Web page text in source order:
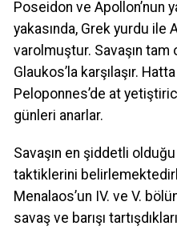
Poseidon ve Apollon’nun
yakasında, Grek yurdu ile
varolmuştur. Savaşın tam
Glaukos’la karşılaşır.
Peloponnes’de at
günleri anarlar.
Savaşın en şiddetli
taktiklerini
Menalaos’un IV. ve V.
savaş ve barışı